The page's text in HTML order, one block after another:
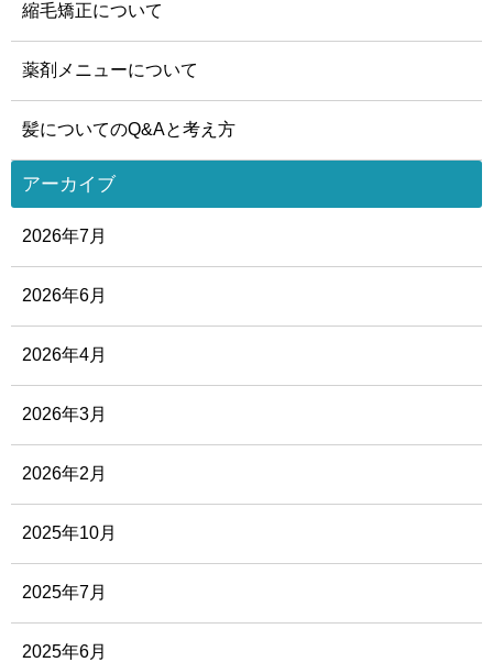
縮毛矯正について
薬剤メニューについて
髪についてのQ&Aと考え方
アーカイブ
2026年7月
2026年6月
2026年4月
2026年3月
2026年2月
2025年10月
2025年7月
2025年6月